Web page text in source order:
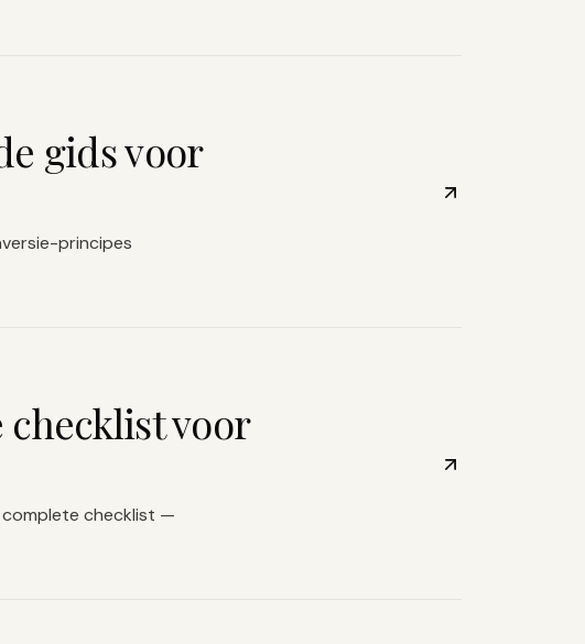
gids voor
principes
checklist voor
complete checklist —